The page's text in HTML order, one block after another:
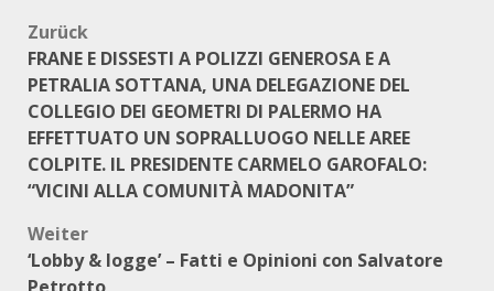
Beitragsnavigation
Zurück
FRANE E DISSESTI A POLIZZI GENEROSA E A
PETRALIA SOTTANA, UNA DELEGAZIONE DEL
COLLEGIO DEI GEOMETRI DI PALERMO HA
EFFETTUATO UN SOPRALLUOGO NELLE AREE
COLPITE. IL PRESIDENTE CARMELO GAROFALO:
“VICINI ALLA COMUNITÀ MADONITA”
Weiter
‘Lobby & logge’ – Fatti e Opinioni con Salvatore